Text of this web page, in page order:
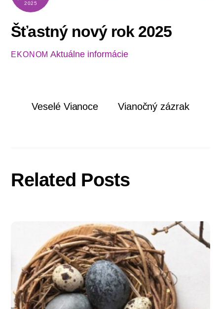
2025
Šťastný nový rok 2025
EKONOM Aktuálne informácie
Veselé Vianoce Vianočný zázrak
Related Posts